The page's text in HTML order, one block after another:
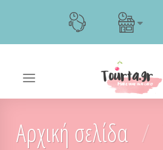
Αρχική σελίδα /